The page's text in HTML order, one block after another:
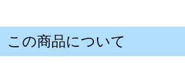
この商品について